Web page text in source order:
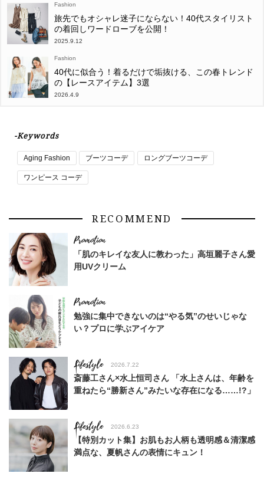
Fashion
旅先でもオシャレ迷子にならない！40代スタイリスト
の着回しワードローブを公開！
2025.9.12
Fashion
40代に似合う！着るだけで垢抜ける、この春トレンド
の【レースアイテム】3選
2026.4.9
-Keywords
Aging Fashion ブーツコーデ ロングブーツコーデ
ワンピース コーデ
RECOMMEND
「肌のキレイな友人に教わった」高垣麗子さん愛
用UVクリーム
勉強に集中できないのは“やる気”のせいじゃな
い？プロに学ぶアイケア
Lifestyle 2026.7.22
斎藤工さん×水上恒司さん 「水上さんは、年齢を
重ねたら“勝新さん”みたいな存在になる……!?」
Lifestyle 2026.6.23
【特別カット集】お肌もお人柄も透明感＆清潔感
満点な、夏帆さんの表情にキュン！